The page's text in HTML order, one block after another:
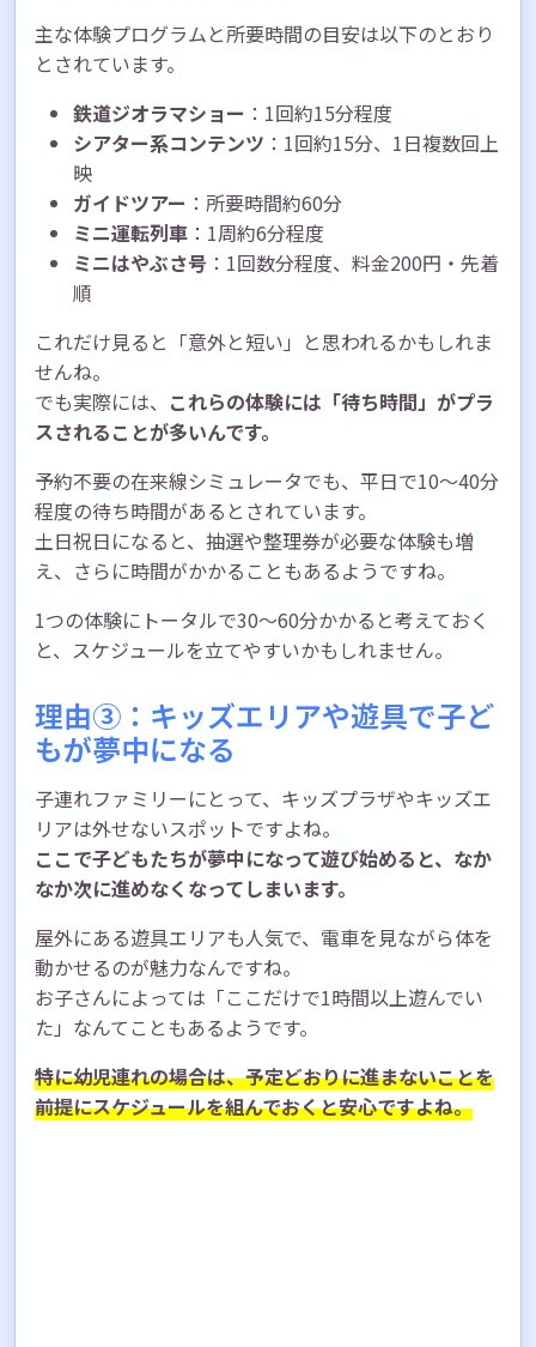
主な体験プログラムと所要時間の目安は以下のとおり
とされています。
鉄道ジオラマショー ：1回約15分程度
シアター系コンテンツ ：1回約15分、1日複数回上
映
ガイドツアー ：所要時間約60分
ミニ運転列車 ：1周約6分程度
ミニはやぶさ号 ：1回数分程度、料金200円・先着
順
これだけ見ると「意外と短い」と思われるかもしれま
せんね。
でも実際には、 これらの体験には「待ち時間」がプラ
スされることが多いんです。
予約不要の在来線シミュレータでも、平日で10〜40分
程度の待ち時間があるとされています。
土日祝日になると、抽選や整理券が必要な体験も増
え、さらに時間がかかることもあるようですね。
1つの体験にトータルで30〜60分かかると考えておく
と、スケジュールを立てやすいかもしれません。
理由③：キッズエリアや遊具で子ど
もが夢中になる
子連れファミリーにとって、キッズプラザやキッズエ
リアは外せないスポットですよね。
ここで子どもたちが夢中になって遊び始めると、なか
なか次に進めなくなってしまいます。
屋外にある遊具エリアも人気で、電車を見ながら体を
動かせるのが魅力なんですね。
お子さんによっては「ここだけで1時間以上遊んでい
た」なんてこともあるようです。
特に幼児連れの場合は、予定どおりに進まないことを
前提にスケジュールを組んでおくと安心ですよね。